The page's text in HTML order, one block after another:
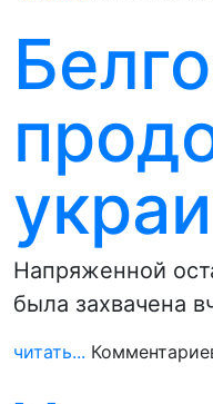
Напряженной
была захвачена
читать...